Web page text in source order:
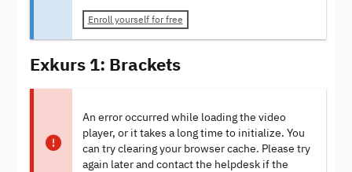
Enroll yourself for free
Exkurs 1: Brackets
An error occurred while loading the video
player, or it takes a long time to initialize. You
can try clearing your browser cache. Please try
again later and contact the helpdesk if the